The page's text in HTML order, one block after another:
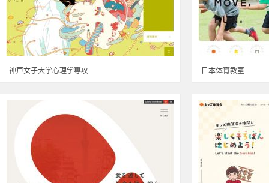
神戸女子大学心理学専攻 日本体育教室